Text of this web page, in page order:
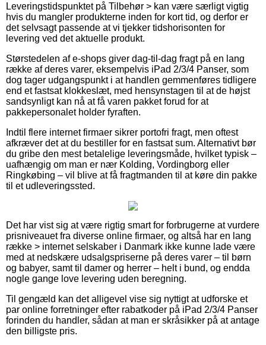
Leveringstidspunktet på Tilbehør > kan være særligt vigtig
hvis du mangler produkterne inden for kort tid, og derfor er
det selvsagt passende at vi tjekker tidshorisonten for
levering ved det aktuelle produkt.
Størstedelen af e-shops giver dag-til-dag fragt på en lang
række af deres varer, eksempelvis iPad 2/3/4 Panser, som
dog tager udgangspunkt i at handlen gemmenføres tidligere
end et fastsat klokkeslæt, med hensynstagen til at de højst
sandsynligt kan nå at få varen pakket forud for at
pakkepersonalet holder fyraften.
Indtil flere internet firmaer sikrer portofri fragt, men oftest
afkræver det at du bestiller for en fastsat sum. Alternativt bør
du gribe den mest betalelige leveringsmåde, hvilket typisk –
uafhængig om man er nær Kolding, Vordingborg eller
Ringkøbing – vil blive at få fragtmanden til at køre din pakke
til et udleveringssted.
Det har vist sig at være rigtig smart for forbrugerne at vurdere
prisniveauet fra diverse online firmaer, og altså har en lang
række > internet selskaber i Danmark ikke kunne lade være
med at nedskære udsalgspriserne på deres varer – til børn
og babyer, samt til damer og herrer – helt i bund, og endda
nogle gange love levering uden beregning.
Til gengæld kan det alligevel vise sig nyttigt at udforske et
par online forretninger efter rabatkoder på iPad 2/3/4 Panser
forinden du handler, sådan at man er skråsikker på at antage
den billigste pris.